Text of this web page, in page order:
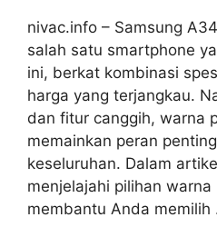
nivac.info – Samsung
salah satu smartphone
ini, berkat kombinasi
harga yang terjangkau.
dan fitur canggih, warna
memainkan peran
keseluruhan. Dalam
menjelajahi pilihan
membantu Anda memilih